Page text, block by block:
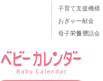
子育て支援機構
おぎゃー献金
母子栄養懇話会